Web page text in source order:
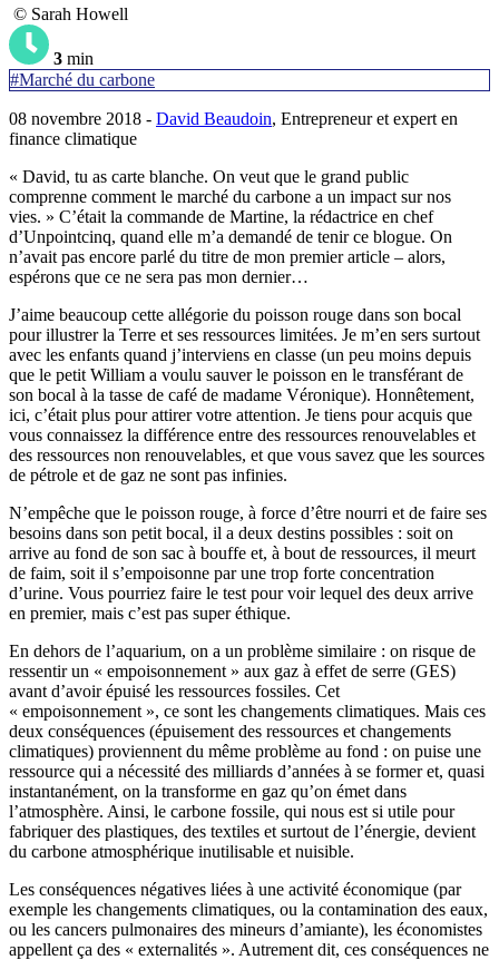
© Sarah Howell
3 min
#Marché du carbone
08 novembre 2018 - David Beaudoin, Entrepreneur et expert en
finance climatique
« David, tu as carte blanche. On veut que le grand public
comprenne comment le marché du carbone a un impact sur nos
vies. » C’était la commande de Martine, la rédactrice en chef
d’Unpointcinq, quand elle m’a demandé de tenir ce blogue. On
n’avait pas encore parlé du titre de mon premier article – alors,
espérons que ce ne sera pas mon dernier…
J’aime beaucoup cette allégorie du poisson rouge dans son bocal
pour illustrer la Terre et ses ressources limitées. Je m’en sers surtout
avec les enfants quand j’interviens en classe (un peu moins depuis
que le petit William a voulu sauver le poisson en le transférant de
son bocal à la tasse de café de madame Véronique). Honnêtement,
ici, c’était plus pour attirer votre attention. Je tiens pour acquis que
vous connaissez la différence entre des ressources renouvelables et
des ressources non renouvelables, et que vous savez que les sources
de pétrole et de gaz ne sont pas infinies.
N’empêche que le poisson rouge, à force d’être nourri et de faire ses
besoins dans son petit bocal, il a deux destins possibles : soit on
arrive au fond de son sac à bouffe et, à bout de ressources, il meurt
de faim, soit il s’empoisonne par une trop forte concentration
d’urine. Vous pourriez faire le test pour voir lequel des deux arrive
en premier, mais c’est pas super éthique.
En dehors de l’aquarium, on a un problème similaire : on risque de
ressentir un « empoisonnement » aux gaz à effet de serre (GES)
avant d’avoir épuisé les ressources fossiles. Cet
« empoisonnement », ce sont les changements climatiques. Mais ces
deux conséquences (épuisement des ressources et changements
climatiques) proviennent du même problème au fond : on puise une
ressource qui a nécessité des milliards d’années à se former et, quasi
instantanément, on la transforme en gaz qu’on émet dans
l’atmosphère. Ainsi, le carbone fossile, qui nous est si utile pour
fabriquer des plastiques, des textiles et surtout de l’énergie, devient
du carbone atmosphérique inutilisable et nuisible.
Les conséquences négatives liées à une activité économique (par
exemple les changements climatiques, ou la contamination des eaux,
ou les cancers pulmonaires des mineurs d’amiante), les économistes
appellent ça des « externalités ». Autrement dit, ces conséquences ne